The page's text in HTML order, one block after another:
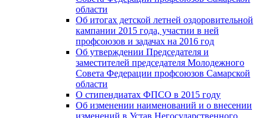
области
Об итогах детской летней оздоровительной
кампании 2015 года, участии в ней
профсоюзов и задачах на 2016 год
Об утверждении Председателя и
заместителей председателя Молодежного
Совета Федерации профсоюзов Самарской
области
О стипендиатах ФПСО в 2015 году
Об изменении наименований и о внесении
изменений в Устав Негосударственного